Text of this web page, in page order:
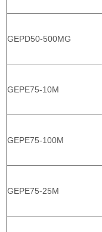
GEPD50-500MG
GEPE75-10M
GEPE75-100M
GEPE75-25M